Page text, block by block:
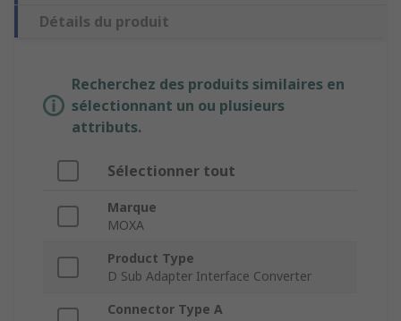
Détails du produit
Recherchez des produits similaires en
sélectionnant un ou plusieurs
attributs.
Sélectionner tout
Marque
MOXA
Product Type
D Sub Adapter Interface Converter
Connector Type A